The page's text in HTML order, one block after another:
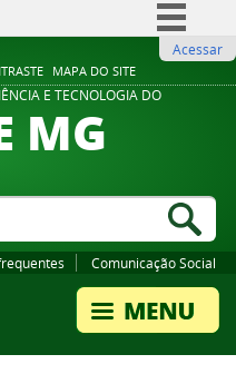
MAPA DO SITE
Comunica BR
Participe
Legislação
Acessar
E TECNOLOGIA DO
MG
Comunicação Social